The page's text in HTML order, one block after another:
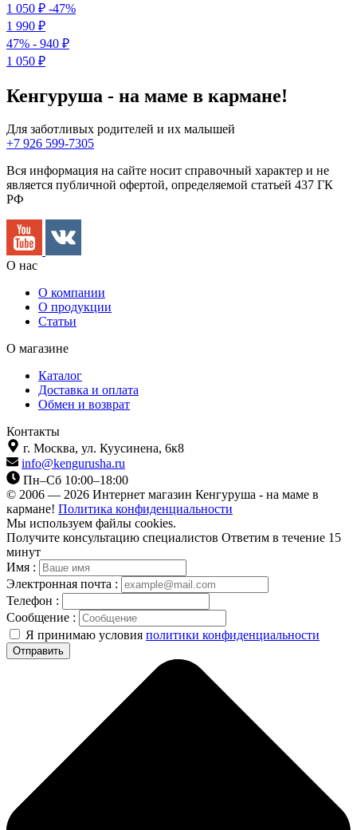
1 050 ₽ -47%
1 990 ₽
47% - 940 ₽
1 050 ₽
Кенгуруша - на маме в кармане!
Для заботливых родителей и их малышей
+7 926 599-7305
Вся информация на сайте носит справочный характер и не
является публичной офертой, определяемой статьей 437 ГК
РФ
О нас
О компании
О продукции
Статьи
О магазине
Каталог
Доставка и оплата
Обмен и возврат
Контакты
г. Москва, ул. Куусинена, 6к8
info@kengurusha.ru
Пн–Сб 10:00–18:00
© 2006 — 2026 Интернет магазин Кенгуруша - на маме в
кармане! Политика конфиденциальности
Мы используем файлы cookies.
Получите консультацию специалистов Ответим в течение 15
минут
Имя :
Электронная почта :
Телефон :
Сообщение :
Я принимаю условия политики конфиденциальности
Отправить